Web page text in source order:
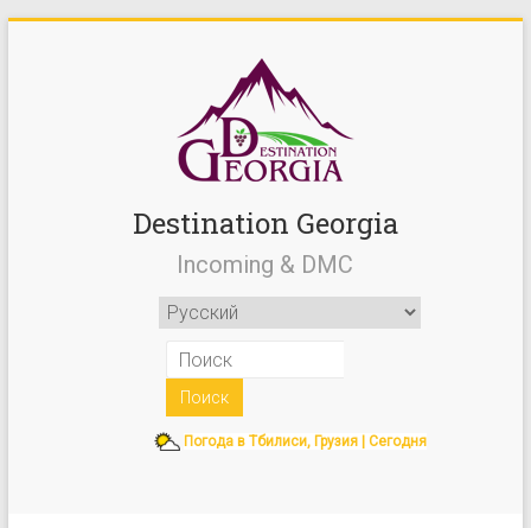
Destination Georgia
Incoming & DMC
Погода в Тбилиси, Грузия | Сегодня